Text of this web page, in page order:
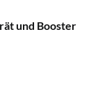
und Booster